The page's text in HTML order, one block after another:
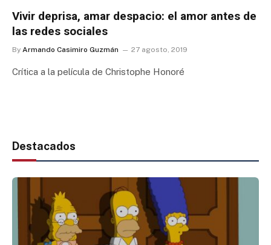
Vivir deprisa, amar despacio: el amor antes de
las redes sociales
By Armando Casimiro Guzmán 27 agosto, 2019
Crítica a la película de Christophe Honoré
Destacados